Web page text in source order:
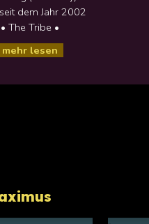
dem Jahr2002
• The Tribe •
mehr lesen